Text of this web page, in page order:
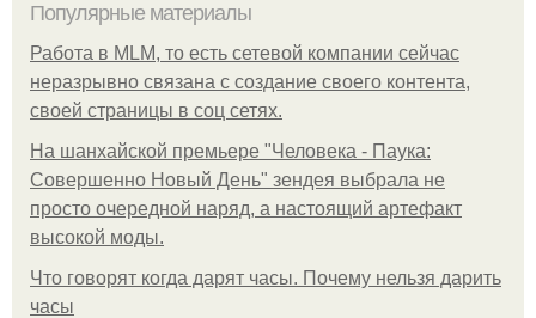
Популярные материалы
Работа в MLM, то есть сетевой компании сейчас
неразрывно связана с создание своего контента,
своей страницы в соц сетях.
На шанхайской премьере "Человека - Паука:
Совершенно Новый День" зендея выбрала не
просто очередной наряд, а настоящий артефакт
высокой моды.
Что говорят когда дарят часы. Почему нельзя дарить
часы